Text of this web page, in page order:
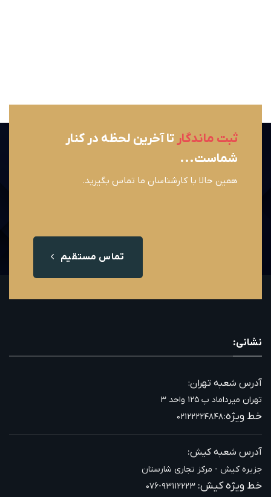
ثبت ماندگار تا آخرین لحظه در کنار
شماست...
همین حالا با کارشناسان ما تماس بگیرید.
تماس مستقیم
نشانی:
آدرس شعبه تهران:
تهران میرداماد پ ۱۲۵ واحد ۳
خط ویژه:۰۲۱۲۲۲۲۴۸۴۸
آدرس شعبه کیش:
جزیره کیش - مرکز تجاری شارستان
خط ویژه کیش: ۰۷۶-۹۳۱۱۲۲۲۳